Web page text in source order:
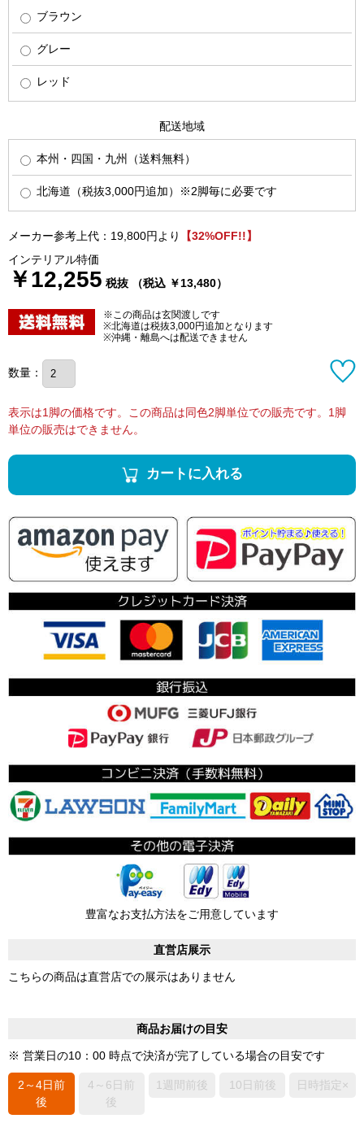
ブラウン
グレー
レッド
配送地域
本州・四国・九州（送料無料）
北海道（税抜3,000円追加）※2脚毎に必要です
メーカー参考上代：19,800円より
【32%OFF!!】
インテリアル特価
￥12,255 税抜 （税込 ￥13,480）
※この商品は玄関渡しです
※北海道は税抜3,000円追加となります
※沖縄・離島へは配送できません
数量：
表示は1脚の価格です。この商品は同色2脚単位での販売です。1脚
単位の販売はできません。
カートに入れる
豊富なお支払方法をご用意しています
直営店展示
こちらの商品は直営店での展示はありません
商品お届けの目安
※ 営業日の10：00 時点で決済が完了している場合の目安です
2～4日前
後
4～6日前
後
1週間前後 10日前後 日時指定×